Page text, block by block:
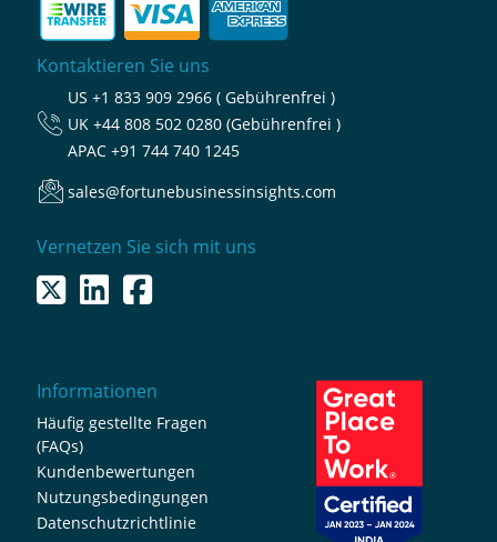
Kontaktieren Sie uns
US +1 833 909 2966 ( Gebührenfrei )
UK +44 808 502 0280 (Gebührenfrei )
APAC +91 744 740 1245
sales@fortunebusinessinsights.com
Vernetzen Sie sich mit uns
Informationen
Häufig gestellte Fragen
(FAQs)
Kundenbewertungen
Nutzungsbedingungen
Datenschutzrichtlinie